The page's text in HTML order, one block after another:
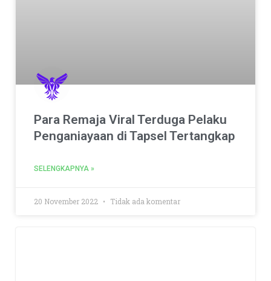
Para Remaja Viral Terduga Pelaku
Penganiayaan di Tapsel Tertangkap
SELENGKAPNYA »
20 November 2022 Tidak ada komentar